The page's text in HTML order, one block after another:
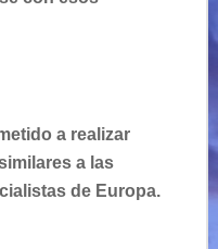
a realizar
a las
de Europa.